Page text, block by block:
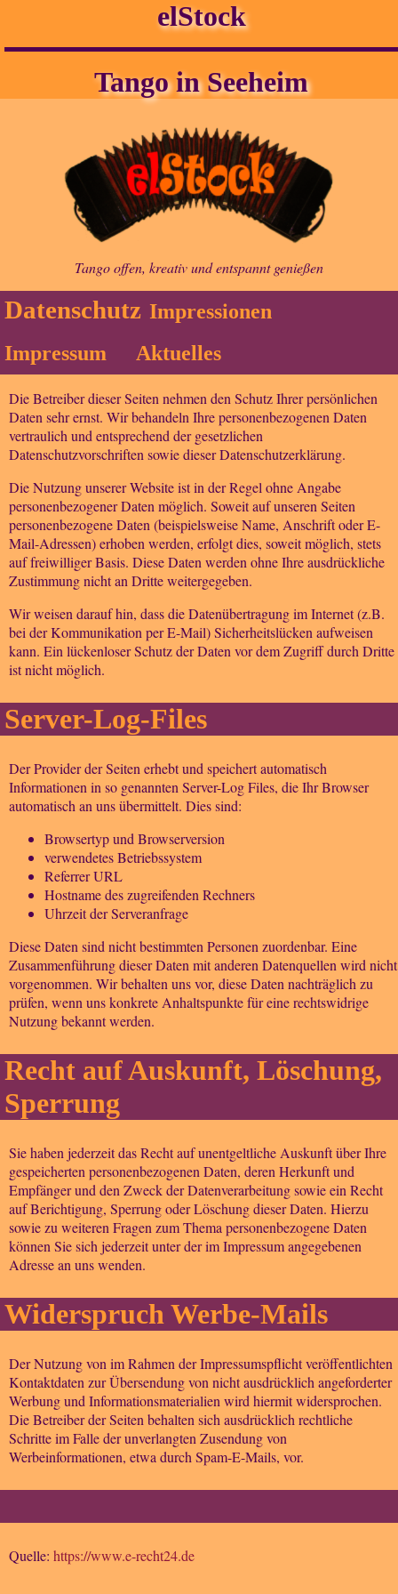
elStock
Tango in Seeheim
Tango offen, kreativ und entspannt genießen
Datenschutz Impressionen
Impressum
Aktuelles
Die Betreiber dieser Seiten nehmen den Schutz Ihrer persönlichen
Daten sehr ernst. Wir behandeln Ihre personenbezogenen Daten
vertraulich und entsprechend der gesetzlichen
Datenschutzvorschriften sowie dieser Datenschutzerklärung.
Die Nutzung unserer Website ist in der Regel ohne Angabe
personenbezogener Daten möglich. Soweit auf unseren Seiten
personenbezogene Daten (beispielsweise Name, Anschrift oder E-
Mail-Adressen) erhoben werden, erfolgt dies, soweit möglich, stets
auf freiwilliger Basis. Diese Daten werden ohne Ihre ausdrückliche
Zustimmung nicht an Dritte weitergegeben.
Wir weisen darauf hin, dass die Datenübertragung im Internet (z.B.
bei der Kommunikation per E-Mail) Sicherheitslücken aufweisen
kann. Ein lückenloser Schutz der Daten vor dem Zugriff durch Dritte
ist nicht möglich.
Server-Log-Files
Der Provider der Seiten erhebt und speichert automatisch
Informationen in so genannten Server-Log Files, die Ihr Browser
automatisch an uns übermittelt. Dies sind:
Browsertyp und Browserversion
verwendetes Betriebssystem
Referrer URL
Hostname des zugreifenden Rechners
Uhrzeit der Serveranfrage
Diese Daten sind nicht bestimmten Personen zuordenbar. Eine
Zusammenführung dieser Daten mit anderen Datenquellen wird nicht
vorgenommen. Wir behalten uns vor, diese Daten nachträglich zu
prüfen, wenn uns konkrete Anhaltspunkte für eine rechtswidrige
Nutzung bekannt werden.
Recht auf Auskunft, Löschung,
Sperrung
Sie haben jederzeit das Recht auf unentgeltliche Auskunft über Ihre
gespeicherten personenbezogenen Daten, deren Herkunft und
Empfänger und den Zweck der Datenverarbeitung sowie ein Recht
auf Berichtigung, Sperrung oder Löschung dieser Daten. Hierzu
sowie zu weiteren Fragen zum Thema personenbezogene Daten
können Sie sich jederzeit unter der im Impressum angegebenen
Adresse an uns wenden.
Widerspruch Werbe-Mails
Der Nutzung von im Rahmen der Impressumspflicht veröffentlichten
Kontaktdaten zur Übersendung von nicht ausdrücklich angeforderter
Werbung und Informationsmaterialien wird hiermit widersprochen.
Die Betreiber der Seiten behalten sich ausdrücklich rechtliche
Schritte im Falle der unverlangten Zusendung von
Werbeinformationen, etwa durch Spam-E-Mails, vor.
Quelle: https://www.e-recht24.de